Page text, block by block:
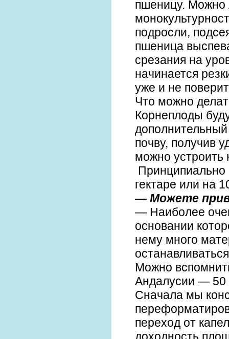
пшеницу. Можно
подросли,
пшеница
срезания на
начинается
уже и не
Что можно
Корнеплоды
почву, получив
можно устроить
Принципиально
гектаре или на
— Можете
— Наиболее
основании
нему много
Можно
Андалусии — 50
Сначала мы
переход от